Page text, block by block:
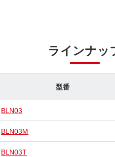
ラインナッ
型番
BLN03
BLN03M
BLN03T